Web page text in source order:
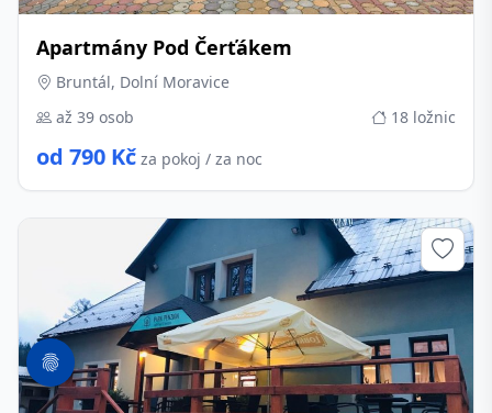
Apartmány Pod Čerťákem
Bruntál, Dolní Moravice
až 39 osob
18 ložnic
od 790 Kč za pokoj / za noc